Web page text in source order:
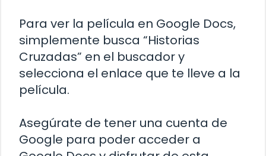
Para ver la película en Google Docs,
simplemente busca “Historias
Cruzadas” en el buscador y
selecciona el enlace que te lleve a la
película.
Asegúrate de tener una cuenta de
Google para poder acceder a